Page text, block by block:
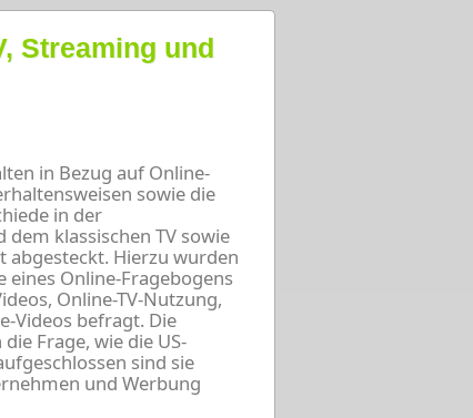
Streaming und
in Bezug auf Online-
sowie die
in der
klassischen TV sowie
Hierzu wurden
Online-Fragebogens
Online-TV-Nutzung,
Videos befragt. Die
Frage, wie die US-
sind sie
und Werbung